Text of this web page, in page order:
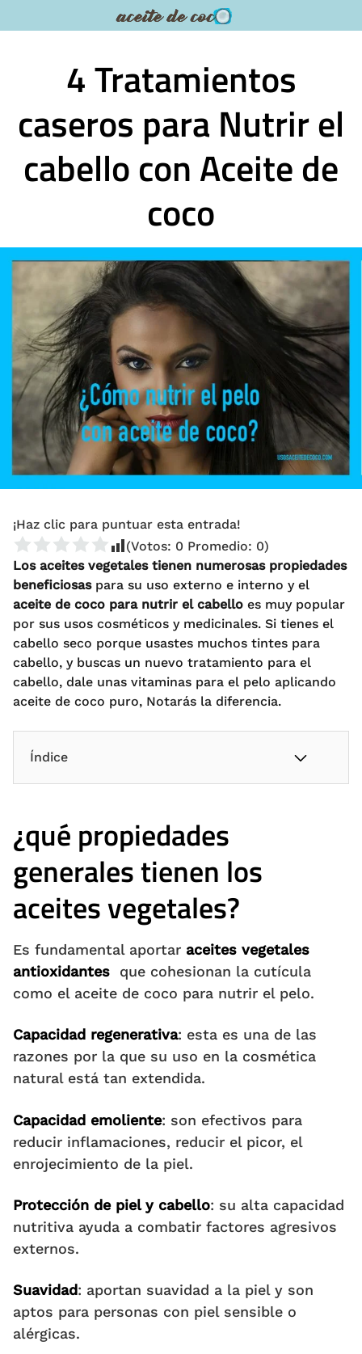
al
4 Tratamientos
caseros para Nutrir el
cabello con Aceite de
coco
¡Haz clic para puntuar esta entrada!
(Votos: 0 Promedio: 0)
Los aceites vegetales tienen numerosas propiedades
beneficiosaspara su uso externo e interno y el
aceite de coco para nutrir el cabello es muy popular
por sus usos cosméticos y medicinales. Si tienes el
cabello seco porque usastes muchos tintes para
cabello, y buscas un nuevo tratamiento para el
cabello, dale unas vitaminas para el pelo aplicando
aceite de coco puro, Notarás la diferencia.
Índice
¿qué propiedades
generales tienen los
aceites vegetales?
Es fundamental aportar aceites vegetales
antioxidantes que cohesionan la cutícula
como el aceite de coco para nutrir el pelo.
Capacidad regenerativa: esta es una de las
razones por la que su uso en la cosmética
natural está tan extendida.
Capacidad emoliente: son efectivos para
reducir inflamaciones, reducir el picor, el
enrojecimiento de la piel.
Protección de piel y cabello: su alta capacidad
nutritiva ayuda a combatir factores agresivos
externos.
Suavidad: aportan suavidad a la piel y son
aptos para personas con piel sensible o
alérgicas.